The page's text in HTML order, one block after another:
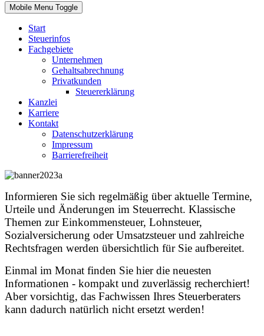
Mobile Menu Toggle
Start
Steuerinfos
Fachgebiete
Unternehmen
Gehaltsabrechnung
Privatkunden
Steuererklärung
Kanzlei
Karriere
Kontakt
Datenschutzerklärung
Impressum
Barrierefreiheit
Informieren Sie sich regelmäßig über aktuelle Termine,
Urteile und Änderungen im Steuerrecht. Klassische
Themen zur Einkommensteuer, Lohnsteuer,
Sozialversicherung oder Umsatzsteuer und zahlreiche
Rechtsfragen werden übersichtlich für Sie aufbereitet.
Einmal im Monat finden Sie hier die neuesten
Informationen - kompakt und zuverlässig recherchiert!
Aber vorsichtig, das Fachwissen Ihres Steuerberaters
kann dadurch natürlich nicht ersetzt werden!